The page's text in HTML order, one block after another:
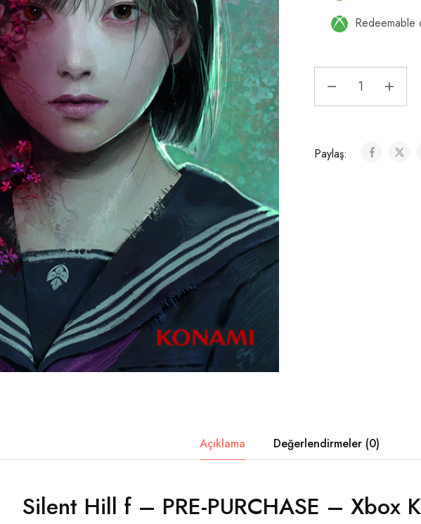
Redeemable
Paylaş:
Açıklama Değerlendirmeler (0)
Silent Hill f – PRE-PURCHASE – Xbox